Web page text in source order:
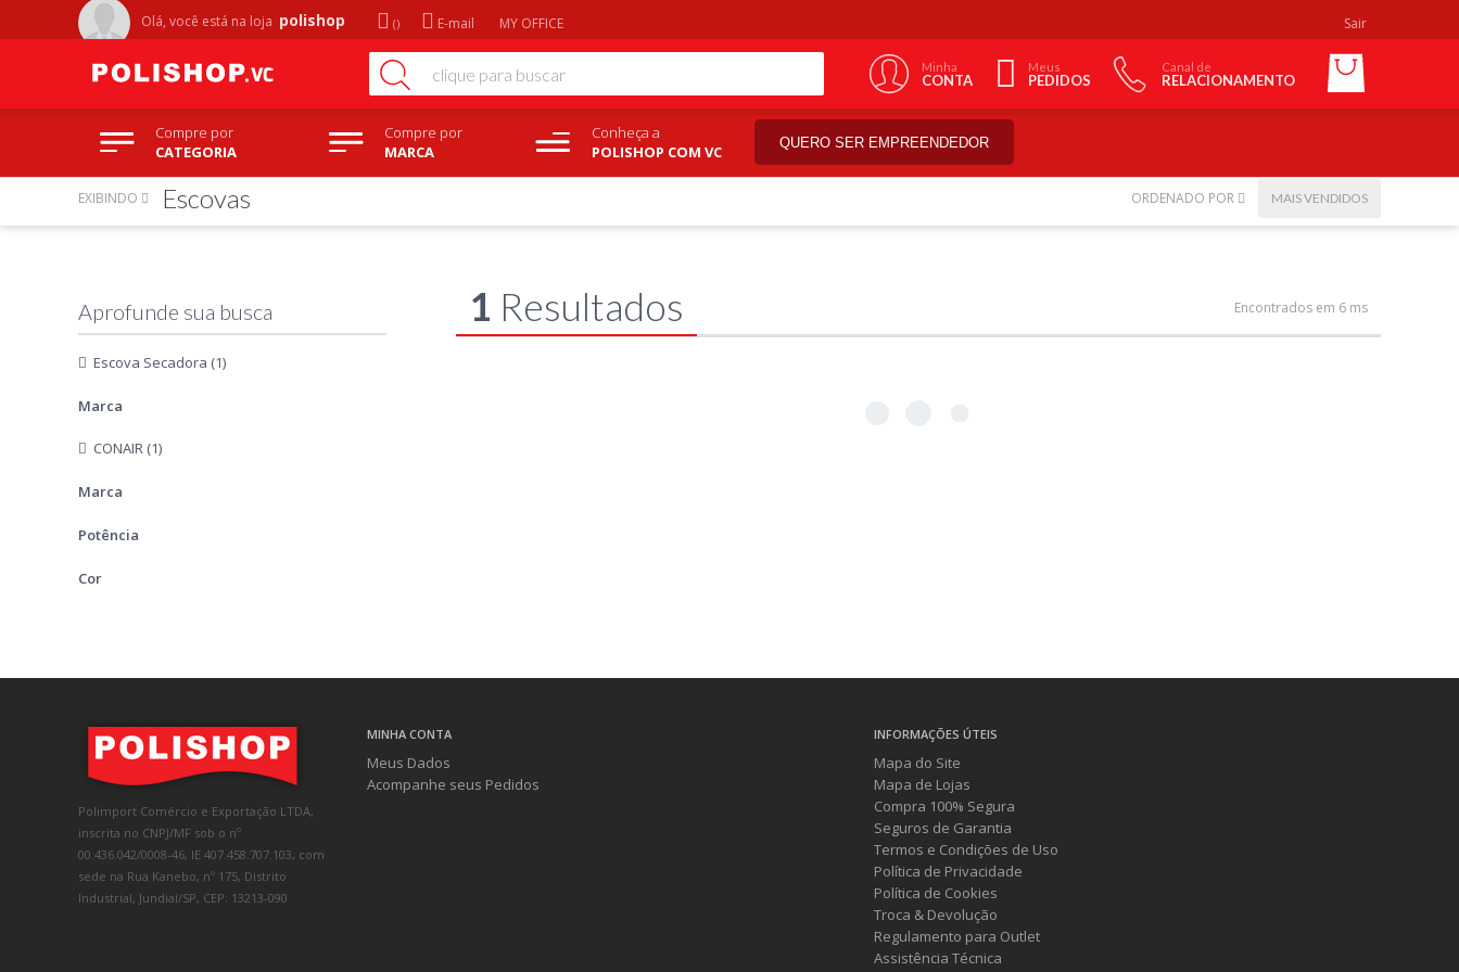
Olá, você está na loja polishop E-mail MY OFFICE Sair
Minha
CONTA
Meus
PEDIDOS
Canal de
RELACIONAMENTO
Compre por
CATEGORIA
Compre por
MARCA
Conheça a
POLISHOP COM VC
QUERO SER EMPREENDEDOR
Escova Secadora (1)
Marca
CONAIR (1)
Marca
Potência
Cor
EXIBINDO Escovas ORDENADO POR MAIS VENDIDOS
1 Resultados Encontrados em 6 ms
Polimport Comércio e Exportação LTDA,
inscrita no CNPJ/MF sob o nº
00.436.042/0008-46, IE 407.458.707.103, com
sede na Rua Kanebo, nº 175, Distrito
Industrial, Jundiaí/SP, CEP: 13213-090
MINHA CONTA
Meus Dados
Acompanhe seus Pedidos
INFORMAÇÕES ÚTEIS
Mapa do Site
Mapa de Lojas
Compra 100% Segura
Seguros de Garantia
Termos e Condições de Uso
Política de Privacidade
Política de Cookies
Troca & Devolução
Regulamento para Outlet
Assistência Técnica